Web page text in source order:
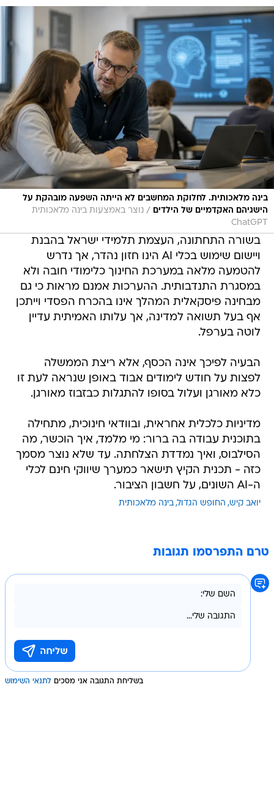
בינה מלאכותית. לחלוקת המחשבים לא הייתה השפעה מובהקת על
הישגיהם האקדמיים של הילדים
/ נוצר באמצעות בינה מלאכותית
ChatGPT
בשורה התחתונה, העצמת תלמידי ישראל בהבנת
ויישום שימוש בכלי AI הינו חזון נהדר, אך נדרש
להטמעה מלאה במערכת החינוך כלימודי חובה ולא
במסגרת התנדבותית. ההערכות אמנם מראות כי גם
מבחינה פיסקאלית המהלך אינו בהכרח הפסדי וייתכן
אף בעל תשואה למדינה, אך עלותו האמיתית עדיין
לוטה בערפל.
הבעיה לפיכך אינה הכסף, אלא ריצת הממשלה
לפצות על חודש לימודים אבוד באופן שנראה לעת זו
כלא מאורגן ועלול בסופו להתגלות כבזבוז מאורגן.
מדיניות כלכלית אחראית, ובוודאי חינוכית, מתחילה
בתוכנית עבודה בה ברור: מי מלמד, איך הוכשר, מה
הסילבוס, ואיך נמדדת הצלחתה. עד שלא נוצר מסמך
כזה - תכנית הקיץ תישאר כמערך שיווקי חינם לכלי
ה-AI השונים, על חשבון הציבור.
יואב קיש החופש הגדול בינה מלאכותית
טרם התפרסמו תגובות
בשליחת התגובה אני מסכים לתנאי השימוש